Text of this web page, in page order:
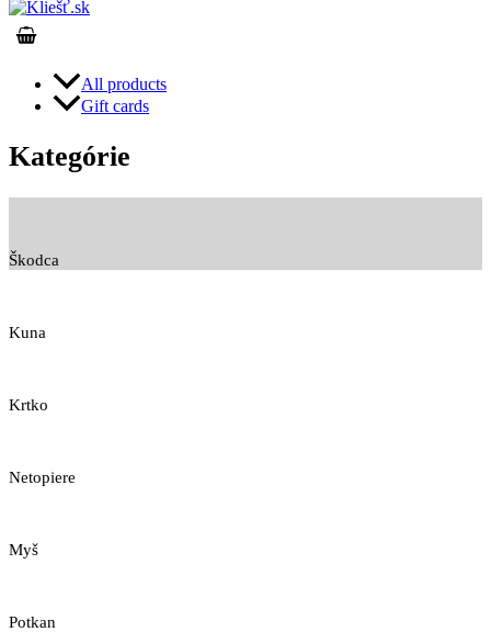
All products
Gift cards
Kategórie
Škodca
Kuna
Krtko
Netopiere
Myš
Potkan